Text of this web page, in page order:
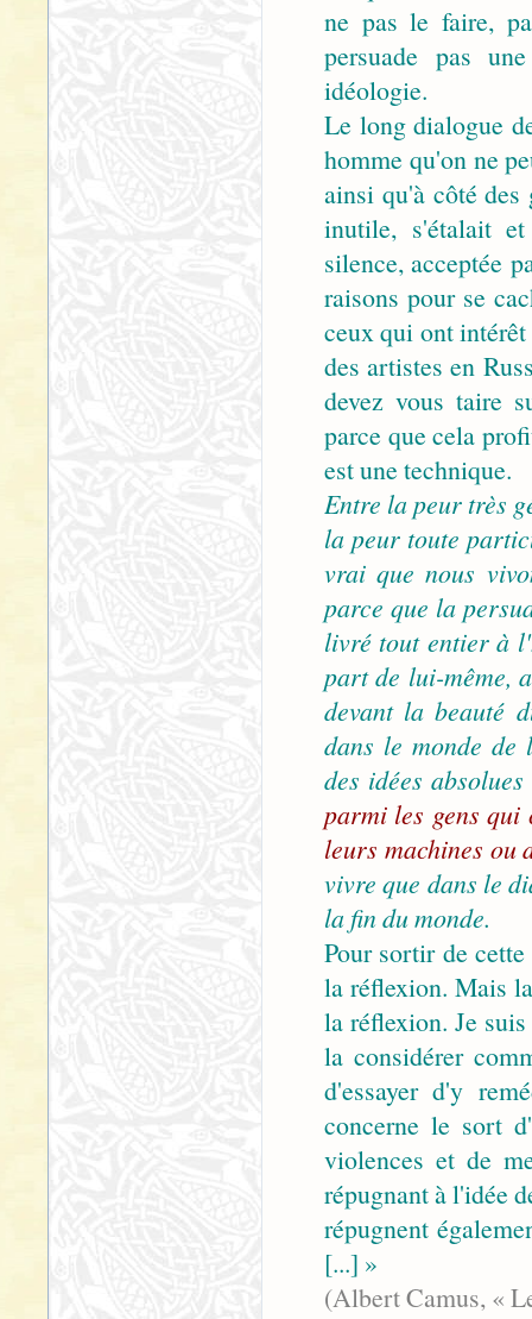
ne pas le faire,
persuade pas
idéologie.
Le long dialogue
homme qu'on ne
ainsi qu'à côté
inutile, s'étalait
silence, acceptée
raisons pour se
ceux qui ont
des artistes en
devez vous taire
parce que cela
est une technique.
Entre la peur très
la peur toute
vrai que nous
parce que la
livré tout entier à
part de lui-même,
devant la beauté
dans le monde de
des idées
parmi les gens qui
leurs machines ou
vivre que dans le
la fin du monde.
Pour sortir de
la réflexion. Mais
la réflexion. Je
la considérer
d'essayer d'y
concerne le sort
violences et de
répugnant à l'idée
répugnent
[...] »
(Albert Camus, «